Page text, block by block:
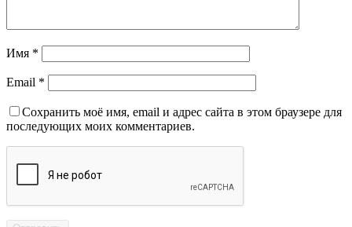
Имя *
Email *
Сохранить моё имя, email и адрес сайта в этом браузере для
последующих моих комментариев.